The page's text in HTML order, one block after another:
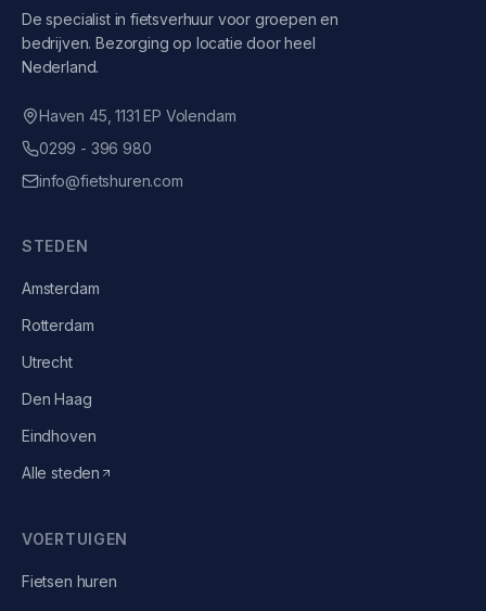
De specialist in fietsverhuur voor groepen en
bedrijven. Bezorging op locatie door heel
Nederland.
Haven 45, 1131 EP Volendam
0299 - 396 980
info@fietshuren.com
STEDEN
Amsterdam
Rotterdam
Utrecht
Den Haag
Eindhoven
Alle steden
VOERTUIGEN
Fietsen huren